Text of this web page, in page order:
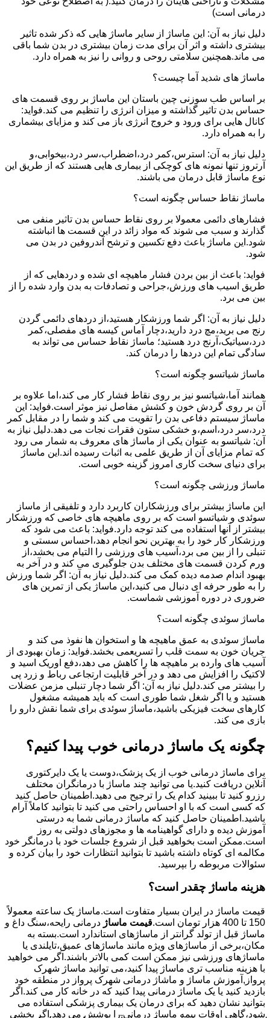
درمانی است)
دلیل نیاز به آن: این ماساژ از سایر ماساژ هایی که ذکر شده تاثیر
بیشتری داشته و اثر آن برای مدت زمان بیشتری در بدن شما باقی
می ماند.همچنین سلامتی روحی و روانی را نیز به همراه دارد.
ماساژ های شدید آما چیست؟
بر اساس طب سوزنی چین باستان این ماساژ بر روی قسمت های
حساس بدن تاثیر گذاشته و میزان انرژی را تنظیم می کند.فواید:
کانال هایی برای ورود و خروج انرژی باز می کند و مزایای بیشماری
را به همراه دارد.
دلیل نیاز به آن: استرس،کمر درد،اضطراب،سر درد،بیخوابی،و
آرتروز تنها نمونه های کوچکی از بیماری هایی هستند که از طریق این
نوع ماساژ قابل درمان می باشند.
ماساژ نقاط حساس چگونه است؟
فشارهای دائمی معمولا بر روی نقاط حساس بدن تاثیر منفی می
گذارند و سبب می شوند که مواد زائد در این قسمت ها انباشته
شود.این ماساژ باعث دفع تکسین و ترشح آندروفین در بدن می
شود.
فواید: باعث از بین بردن فشار ماهیچه ای شده و دردهایی که از
طریق اسیب های ورزش،جراحی و تصادفات به بدن وارد شده را از
بین می برد.
دلیل نیاز به آن: اگر شما ورزشکار هستید،از دردهای دائمی گردن
رنج می برید،مچ درد دارید،دچار آماس کیسه های مفصلی،کمر
درد،سیاتیک،آرنج درد هستید؛ ماساژ نقاط حساس می تواند به
سادگی تمام این دردها را درمان کند.
ماساژ شیاتسو چگونه است؟
همانند آما،شیاتسو نیز بر روی نقاط فشار کار می کند،اما علاوه بر
آن بر روی گردش خون و کشش مفاصل نیز موثر است.فواید: این
ماساژ سیستم دفاعی بدن را تقویت می کند و شما را در مقابل کمر
درد،سر درد،اسم،و خشکی ستون فقرات نجات می دهد.دلیل نیاز به
آن: شیاتسو به عنوان یکی از ماساژ های معروف به شمار می رود
که تمام مزایای آن از طریق علمی به اثبات رسیده اند.این ماساژ
برای دنیای سخت کاری امروز گزینه خوبی است.
ماساژ ورزشی چگونه است؟
این ماساژ بیشتر برای ورزشکاران کاربرد دارد و تلفیقی از ماساز
سوئدی و شیاتسو است که بر روی ماهیچه های خاصی که ورزشکار
بیشتر از آنها استفاده می کند توجه دارد.فواید: باعث می شود که
ورزشکار کار خود را به بهترین نحو انجام دهد،احساس سستی و
تنبلی را از بین می برد،آسیب های ورزشی را التیام می بخشد،از
ورم کردن قسمت های مختلف بدن جلوگیری می کند و در آخر به
بهبود اندام صدمه دیده کمک می کند.دلیل نیاز به آن: اگر شما ورزش
را به طور حرفه ای دنبال می کنید،این ماساژ یکی از تمرین های
ضروری در دوره آموزشی شماست.
ماساژ سوئدی چگونه است؟
ماساژ سوئدی به عمق ماهیچه ها و استخوان ها نفوذ می کند و
جریان خون به سمت قلب را تسریعمی بخشد.فواید: زمان بهبودی از
آسیب های وارده بر ماهیچه ها را کاهش می دهد،دفع اوریک اسید و
لاکتیک را افزایش می دهد و در آخر قابلیت ارتجاعی رباط و زرد پی
را بیشتر می کند.دلیل نیاز به آن: اگر شما دچار تنبلی مزمن عضلات
هستید و یا اگر شغل شما طوری است که باید همیشه مشغول
کارهای سخت فیزیکی باشید،ماساژ سوئدی برای شما نقش دارو را
بازی می کند.
چگونه یک ماساژ درمانی خوب پیدا کنیم؟
برای ماساژ درمانی خوب از یک پزشک،دوست یا یک دایرکتوری
آنلاین دریافت کنید.یا می توانید چند ماساژ با درمانگران مختلف
رزرو کنید تا ببینید کدام یک را ترجیح می دهید.اطمینان حاصل کنید
که کسی است که با او احساس راحتی می کنید تا بتوانید کاملاً آرام
باشید.اطمینان حاصل کنید که ماساژ درمانی شما به درستی
آموزش دیده و دارای گواهینامه ها و مجوزهای دولتی به روز
است.ممکن است بخواهید قبل از شروع جلسات خود با درمانگر خود
مکالمه ای کوتاه داشته باشید تا بتوانید انتظارات خود را بیان کرده و
سئوالات مربوطه را بپرسید.
هزینه ماساژ چقدر است؟
قیمت ماساژ در ایران بسیار متفاوت است.ماساژ یک ساعته معمولاً
150 تا 400 هزار تومان است.
قیمت ماساژ درمانی رایحه،سنگ داغ و
ماساژ قبل از تولد گرانتر از ماساژهای استاندارد است.بسته به
مکان،برخی از ماساژهای ویژه مانند ماساژهای عمیق،تایلندی یا
ماساژهای ورزشی نیز ممکن است کمی بالاتر باشند.اگر می خواهید
با هزینه مناسب تری ماساژ پیدا کنید،می توانید ماساژ شهرک
پرواز,آموزش ماساژ و ماشاژ درمانی شهرک پرواز در منطقه خود
بازدید کنید یا یک ماساژ درمانی پیدا کنید که در خانه کار می کند.اگر
بتوانید نشان دهید که برای درمان یک بیماری پزشکی استفاده می
شود،گاهی اوقات بیمه ماساژ درمانی را پوشش می دهد.اگر بخشی